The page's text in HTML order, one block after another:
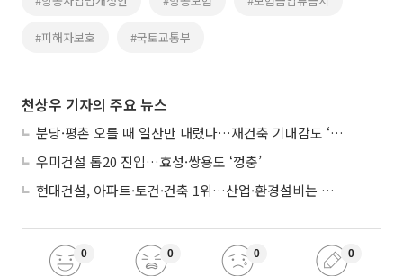
#피해자보호 #국토교통부
천상우 기자의 주요 뉴스
분당·평촌 오를 때 일산만 내렸다…재건축 기대감도 ‘무색’
우미건설 톱20 진입…효성·쌍용도 ‘껑충’
현대건설, 아파트·토건·건축 1위…산업·환경설비는 삼성E&A
0 0 0 0